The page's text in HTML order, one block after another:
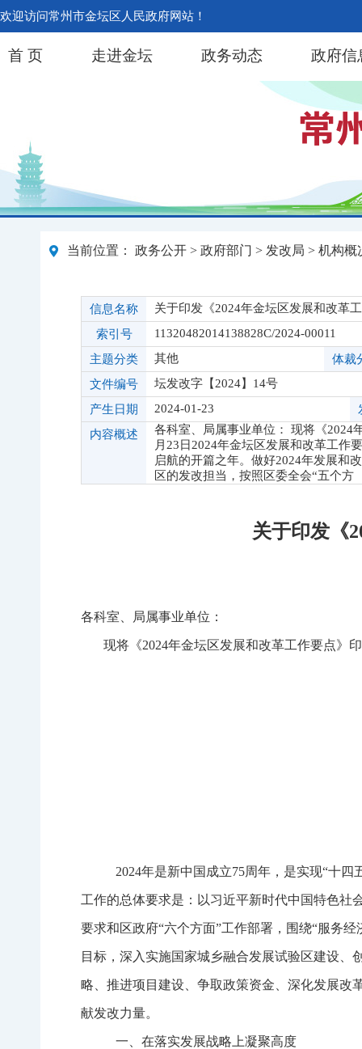
欢迎访问常州市金坛区人民政府网站！
首 页 走进金坛 政务动态 政府信
当前位置： 政务公开 > 政府部门 > 发改局 > 机构概
信息名称
关于印发《2024年金坛区发展和改革
索引号
11320482014138828C/2024-00011
主题分类
其他
体裁
文件编号
坛发改字【2024】14号
产生日期
2024-01-23
内容概述
各科室、局属事业单位： 现将《2024
月23日2024年金坛区发展和改革工作
启航的开篇之年。做好2024年发展和
区的发改担当，按照区委全会“五个方
关于印发《
各科室、局属事业单位 ：
现将《2024年金坛区发展和改革工作要点》
2024年是新中国成立75周年，是实现“十四
工作的总体要求是：以习近平新时代中国特色社
要求和区政府“六个方面”工作部署，围绕“服务
目标，深入实施国家城乡融合发展试验区建设、
略、推进项目建设、争取政策资金、深化发展改
献发改力量。
一、在落实发展战略上凝聚高度